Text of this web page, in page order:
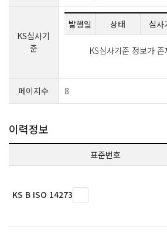
KS심사기
준
발행일 상태 심사
KS심사기준 정보가
페이지수 8
이력정보
표준번호
KS B ISO 14273